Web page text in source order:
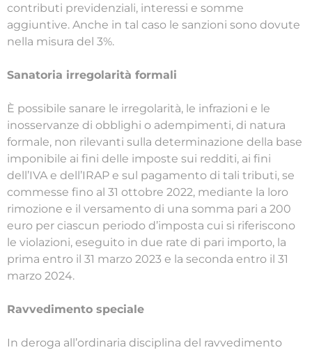
contributi previdenziali, interessi e somme
aggiuntive. Anche in tal caso le sanzioni sono dovute
nella misura del 3%.
Sanatoria irregolarità formali
È possibile sanare le irregolarità, le infrazioni e le
inosservanze di obblighi o adempimenti, di natura
formale, non rilevanti sulla determinazione della base
imponibile ai fini delle imposte sui redditi, ai fini
dell’IVA e dell’IRAP e sul pagamento di tali tributi, se
commesse fino al 31 ottobre 2022, mediante la loro
rimozione e il versamento di una somma pari a 200
euro per ciascun periodo d’imposta cui si riferiscono
le violazioni, eseguito in due rate di pari importo, la
prima entro il 31 marzo 2023 e la seconda entro il 31
marzo 2024.
Ravvedimento speciale
In deroga all’ordinaria disciplina del ravvedimento